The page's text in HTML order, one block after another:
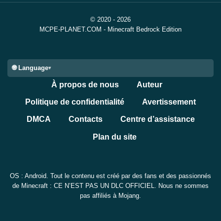
générées naturellement devraient désormais produire
Il s’agit d’une build Beta, elle peut donc être
instable. Faites une sauvegarde avant d’ouvrir des
mondes de survie importants, surtout si le monde
utilise des add-ons, des packs personnalisés ou des
mobiles
© 2020 - 2026
MCPE-PLANET.COM - Minecraft Bedrock Edition
🌐 Language
À propos de nous Auteur
Politique de confidentialité Avertissement
DMCA Contacts Centre d’assistance
Plan du site
OS : Android. Tout le contenu est créé par des fans et des passionnés
de Minecraft : CE N’EST PAS UN DLC OFFICIEL. Nous ne sommes
pas affiliés à Mojang.